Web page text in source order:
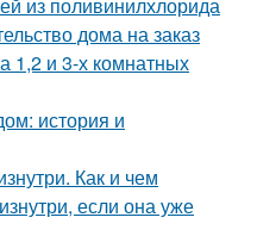
дома на заказ
1,2 и 3-х комнатных
история и
Как и чем
если она уже